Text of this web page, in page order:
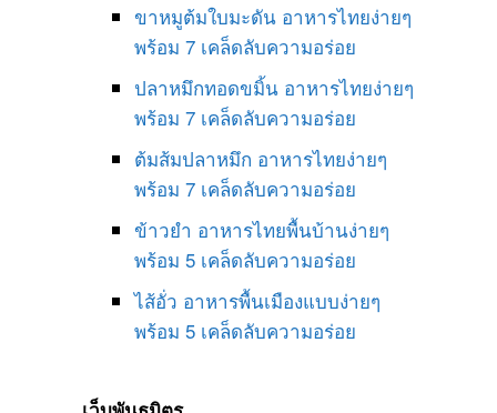
ขาหมูต้มใบมะดัน อาหารไทยง่ายๆ
พร้อม 7 เคล็ดลับความอร่อย
ปลาหมึกทอดขมิ้น อาหารไทยง่ายๆ
พร้อม 7 เคล็ดลับความอร่อย
ต้มส้มปลาหมึก อาหารไทยง่ายๆ
พร้อม 7 เคล็ดลับความอร่อย
ข้าวยำ อาหารไทยพื้นบ้านง่ายๆ
พร้อม 5 เคล็ดลับความอร่อย
ไส้อั่ว อาหารพื้นเมืองแบบง่ายๆ
พร้อม 5 เคล็ดลับความอร่อย